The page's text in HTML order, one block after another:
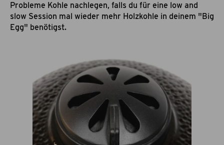
Probleme Kohle nachlegen, falls du für eine low and
slow Session mal wieder mehr Holzkohle in deinem "Big
Egg" benötigst.